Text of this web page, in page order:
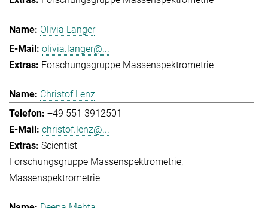
Olivia Langer
olivia.langer@...
Forschungsgruppe Massenspektrometrie
Christof Lenz
+49 551 3912501
christof.lenz@...
Scientist
Forschungsgruppe Massenspektrometrie
Massenspektrometrie